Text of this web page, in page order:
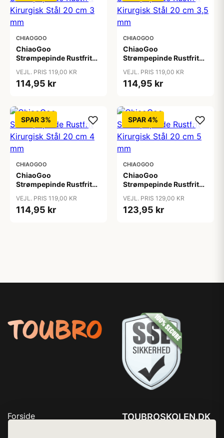
CHIAOGOO
ChiaoGoo
Strømpepinde Rustfrit
mm
VEJL. PRIS 119,00 KR
114,95 kr
CHIAOGOO
ChiaoGoo
Strømpepinde Rustfrit
mm
VEJL. PRIS 119,00 KR
114,95 kr
SPAR 3%
CHIAOGOO
ChiaoGoo
Strømpepinde Rustfrit
mm
VEJL. PRIS 119,00 KR
114,95 kr
SPAR 4%
CHIAOGOO
ChiaoGoo
Strømpepinde Rustfrit
mm
VEJL. PRIS 129,00 KR
123,95 kr
Forside
TOUBROSKOLEN.DK